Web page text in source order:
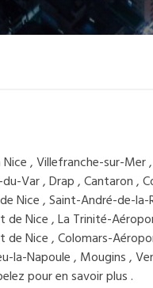
, Villefranche-sur-Mer
Var , Drap , Cantaron ,
Nice , Saint-André-de-
Nice , La Trinité-
Nice , Colomars-
la-Napoule , Mougins ,
pour en savoir plus .